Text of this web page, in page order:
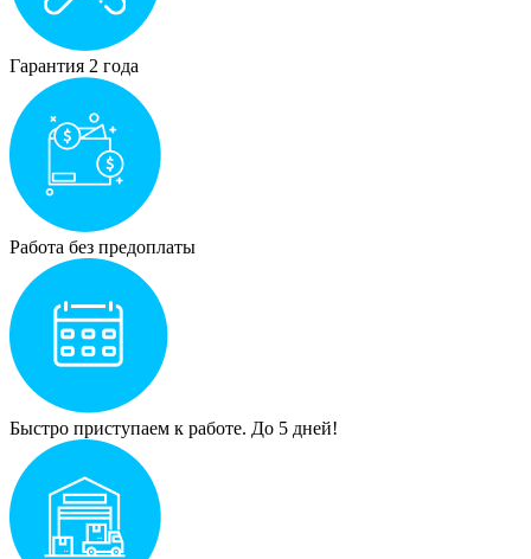
Гарантия 2 года
Работа без предоплаты
Быстро приступаем к работе. До 5 дней!